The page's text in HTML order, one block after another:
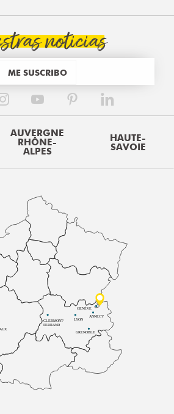
noticias
ME SUSCRIBO
AUVERGNE
RHÔNE-
ALPES
HAUTE-
SAVOIE
CLERMONT-
FERRAND
LYON
ANNECY
GRENOBLE
GENÈVE